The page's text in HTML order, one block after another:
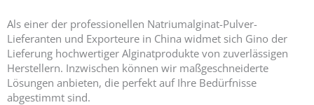
Als einer der professionellen Natriumalginat-Pulver-
Lieferanten und Exporteure in China widmet sich Gino der
Lieferung hochwertiger Alginatprodukte von zuverlässigen
Herstellern. Inzwischen können wir maßgeschneiderte
Lösungen anbieten, die perfekt auf Ihre Bedürfnisse
abgestimmt sind.